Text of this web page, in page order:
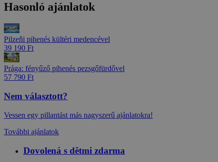
Hasonló ajánlatok
Pilzeňi pihenés kültéri medencével
39 190 Ft
Prága: fényűző pihenés pezsgőfürdővel
57 790 Ft
Nem választott?
Vessen egy pillantást más nagyszerű ajánlatokra!
További ajánlatok
Dovolená s dětmi zdarma